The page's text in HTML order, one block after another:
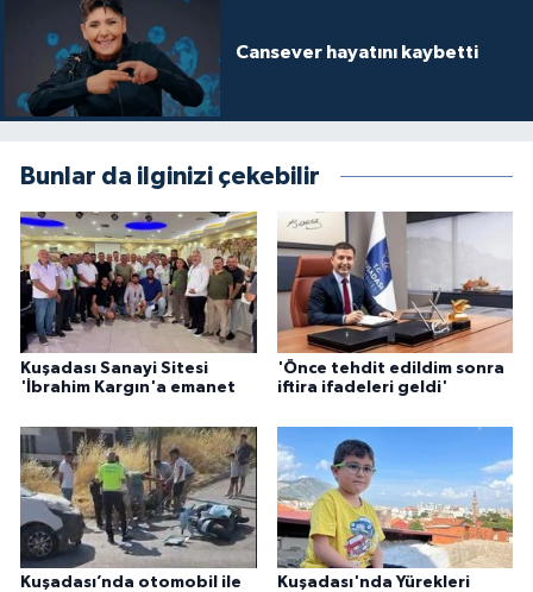
Cansever hayatını kaybetti
Bunlar da ilginizi çekebilir
Kuşadası Sanayi Sitesi
'İbrahim Kargın'a emanet
'Önce tehdit edildim sonra
iftira ifadeleri geldi'
Kuşadası’nda otomobil ile
Kuşadası'nda Yürekleri